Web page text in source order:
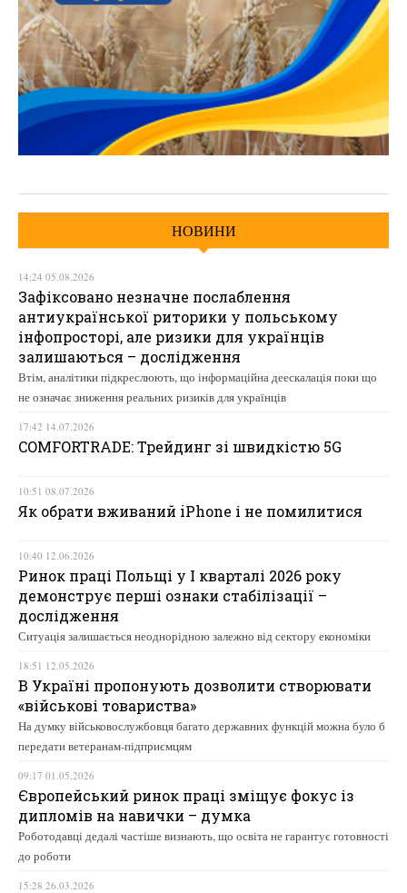
НОВИНИ
14:24 05.08.2026
Зафіксовано незначне послаблення
антиукраїнської риторики у польському
інфопросторі, але ризики для українців
залишаються – дослідження
Втім, аналітики підкреслюють, що інформаційна деескалація поки що
не означає зниження реальних ризиків для українців
17:42 14.07.2026
COMFORTRADE: Трейдинг зі швидкістю 5G
10:51 08.07.2026
Як обрати вживаний iPhone і не помилитися
10:40 12.06.2026
Ринок праці Польщі у І кварталі 2026 року
демонструє перші ознаки стабілізації –
дослідження
Ситуація залишається неоднорідною залежно від сектору економіки
18:51 12.05.2026
В Україні пропонують дозволити створювати
«військові товариства»
На думку військовослужбовця багато державних функцій можна було б
передати ветеранам-підприємцям
09:17 01.05.2026
Європейський ринок праці зміщує фокус із
дипломів на навички – думка
Роботодавці дедалі частіше визнають, що освіта не гарантує готовності
до роботи
15:28 26.03.2026